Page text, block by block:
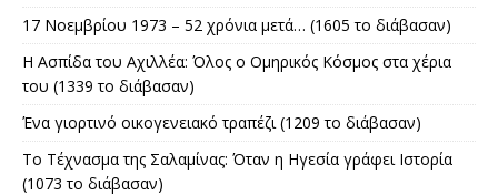
17 Νοεμβρίου 1973 – 52 χρόνια μετά… (1605 το διάβασαν)
Η Ασπίδα του Αχιλλέα: Όλος ο Ομηρικός Κόσμος στα χέρια
του (1339 το διάβασαν)
Ένα γιορτινό οικογενειακό τραπέζι (1209 το διάβασαν)
Το Τέχνασμα της Σαλαμίνας: Όταν η Ηγεσία γράφει Ιστορία
(1073 το διάβασαν)